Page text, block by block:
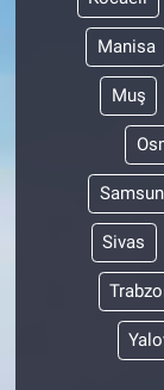
Manisa
Muş
Samsun
Sivas